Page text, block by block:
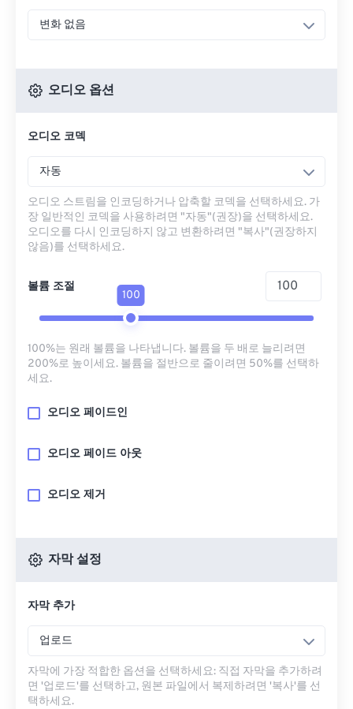
변화 없음
오디오 옵션
오디오 코덱
자동
오디오 스트림을 인코딩하거나 압축할 코덱을 선택하세요. 가
장 일반적인 코덱을 사용하려면 "자동"(권장)을 선택하세요.
오디오를 다시 인코딩하지 않고 변환하려면 "복사"(권장하지
않음)를 선택하세요.
볼륨 조절
100
100%는 원래 볼륨을 나타냅니다. 볼륨을 두 배로 늘리려면
200%로 높이세요. 볼륨을 절반으로 줄이려면 50%를 선택하
세요.
오디오 페이드인
오디오 페이드 아웃
오디오 제거
자막 설정
자막 추가
업로드
자막에 가장 적합한 옵션을 선택하세요: 직접 자막을 추가하려
면 '업로드'를 선택하고, 원본 파일에서 복제하려면 '복사'를 선
택하세요.